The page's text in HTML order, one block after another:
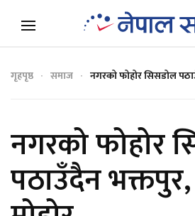
गृहपृष्ठ समाज नगरको फोहोर सिसडोल
नगरको फोहोर
पठाउँदैन